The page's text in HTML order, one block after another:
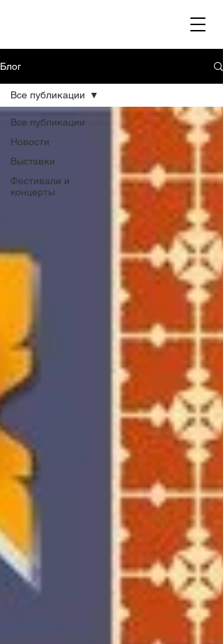
Блог
Все публикации
Новости
Выставки
Фестивали и
концерты
Все публикации